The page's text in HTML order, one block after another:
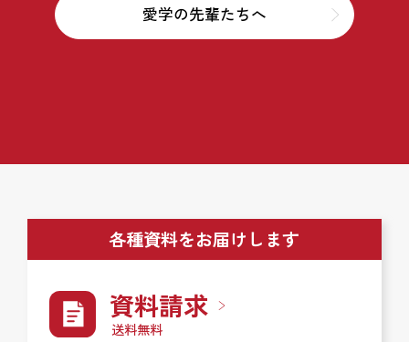
愛学の先輩たちへ
各種資料をお届けします
資料請求
送料無料